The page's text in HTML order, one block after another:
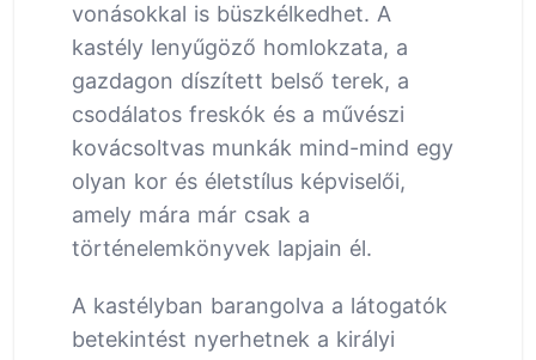
vonásokkal is büszkélkedhet. A
kastély lenyűgöző homlokzata, a
gazdagon díszített belső terek, a
csodálatos freskók és a művészi
kovácsoltvas munkák mind-mind egy
olyan kor és életstílus képviselői,
amely mára már csak a
történelemkönyvek lapjain él.
A kastélyban barangolva a látogatók
betekintést nyerhetnek a királyi